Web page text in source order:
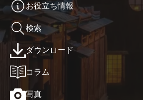
お役立ち情報
検索
ダウンロード
コラム
写真